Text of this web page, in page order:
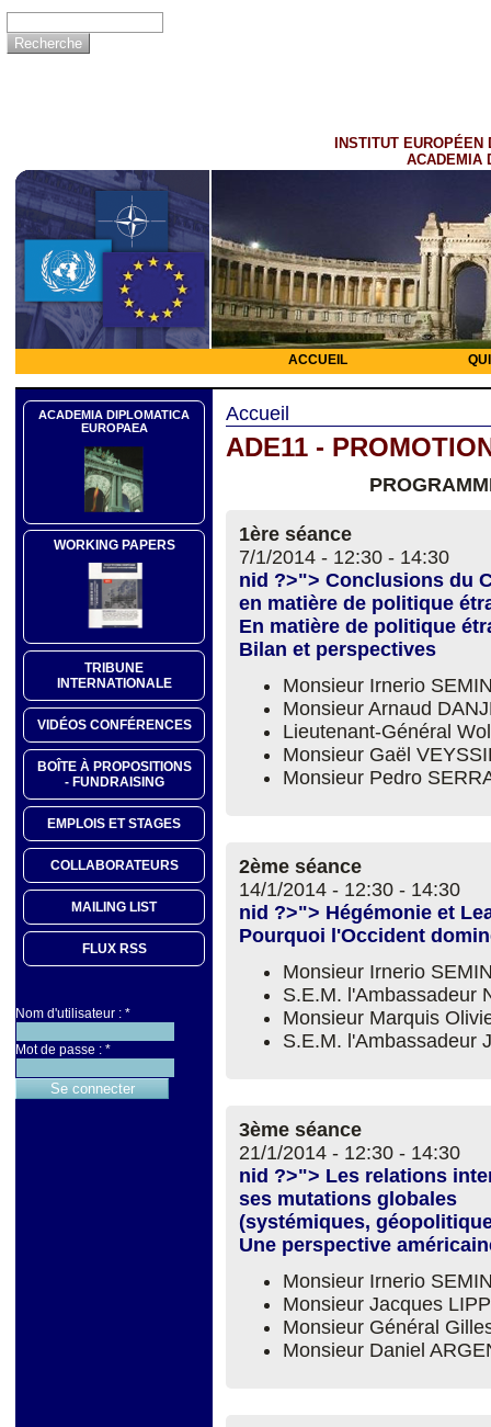
INSTITUT EUROPÉEN
ACADEMIA
ACCUEIL
ACADEMIA DIPLOMATICA
EUROPAEA
WORKING PAPERS
TRIBUNE
INTERNATIONALE
VIDÉOS CONFÉRENCES
BOÎTE À PROPOSITIONS
- FUNDRAISING
EMPLOIS ET STAGES
COLLABORATEURS
MAILING LIST
FLUX RSS
Nom d'utilisateur : *
Mot de passe : *
Accueil
ADE11 -
1ère séance
7/1/2014 - 12:30 - 14:30
nid ?>"> Conclusions du
en matière de politique
En matière de politique
Bilan et perspectives
Monsieur Irnerio
Monsieur Arnaud
Lieutenant-Général
Monsieur Gaël
Monsieur Pedro
2ème séance
14/1/2014 - 12:30 - 14:30
nid ?>"> Hégémonie et
Pourquoi l'Occident
Monsieur Irnerio
S.E.M. l'Ambassadeur
Monsieur Marquis
S.E.M. l'Ambassadeur
3ème séance
21/1/2014 - 12:30 - 14:30
nid ?>"> Les relations
ses mutations globales
(systémiques,
Une perspective
Monsieur Irnerio
Monsieur Jacques
Monsieur Général
Monsieur Daniel